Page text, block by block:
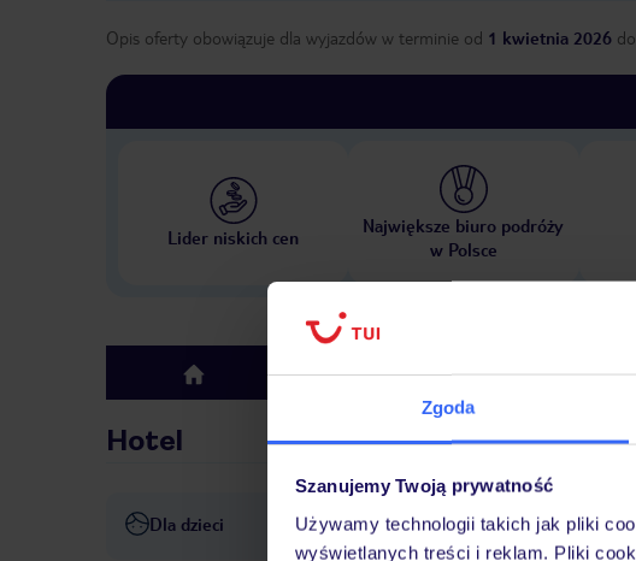
Zgoda
Szanujemy Twoją prywatność
Używamy technologii takich jak pliki
wyświetlanych treści i reklam. Pliki
Opis oferty obowiązuje dla wyjazdów w terminie od 1 kwietnia 2026 do
Lider niskich cen
Największe biuro podróży
w Polsce
top Hotel Pokoje
Hotel
Dla dzieci łóżeczka dla dzieci/niemowląt: ok. 15 €/